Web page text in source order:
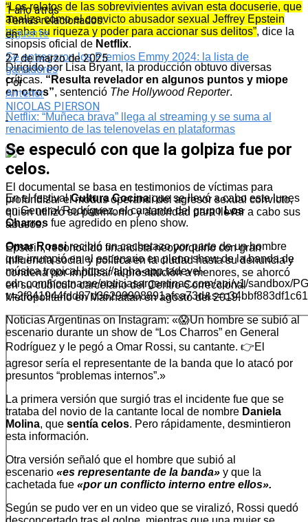
“Los relatos de las sobrevivientes avivan esta docuserie, que
analiza cómo el convicto abusador sexual Jeffrey Epstein
usaba su riqueza y poder para accionar sus delitos”, dice la
sinopsis oficial de Netflix.
Dirigido por Lisa Bryant, la producción obtuvo diversas
críticas. “Resulta revelador en algunos puntos y miope
en otros”, sentenció The Hollywood Reporter.
El documental se basa en testimonios de víctimas para
profundizar el modus operandi del agresor sexual convicto,
quien utilizó su patrimonio y autoridad para llevar a cabo sus
abusos.
Epstein, reconocido financista neoyorquino con gran
influencia social y política en la ciudad hasta su denuncia y
condena por impulsar la prostitución a menores, se ahorcó
en su cubículo carcelario del Centro Correccional
Metropolitano en Manhattan en agosto del 2019.
Temas relacionados:
Siguente
Se entregaron los Premios Emmy 2024: la lista de
ganadores
Anterior
Netflix: “Muñeca brava” llega al streaming y se suma al
renacimiento de las telenovelas en plataformas
1 año atrás
en
27 de marzo de 2025
Por
NICOLAS PIERSON
Se especuló con que la golpiza fue por
celos.
En el festivalCultura Cocinaque se llevó a cabo este lunes
en General Rodríguez, el cantante del grupoLos
Charros fue agredido en pleno show.
Omar Rossirecibió un cachetazo por parte de un hombre
que irrumpió en el escenario en pleno show de la banda de
música tropical.https://alpha-app.tadevel-
cdn.com/hostname/noticiasargentinas.com/api/v1/sandbox/
Noticias Argentinas on Instagram: «😱Un hombre se subió al
escenario durante un show de “Los Charros” en General
Rodríguez y le pegó a Omar Rossi, su cantante. 👉El
agresor sería el representante de la banda que lo atacó por
presuntos “problemas internos”.»
La primera versión que surgió tras el incidente fue que se
trataba del novio de la cantante local de nombre Daniela
Molina, que sentía celos. Pero rápidamente, desmintieron
esta información.
Otra versión señaló que el hombre que subió al
escenario «es representante de la banda» y que la
cachetada fue «por un conflicto interno entre ellos».
Según se pudo ver en un video que se viralizó, Rossi quedó